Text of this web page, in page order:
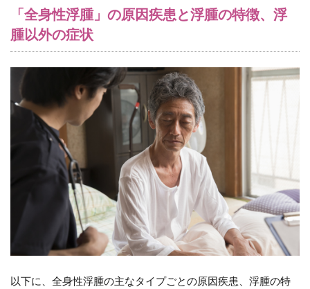
3.3.2
浮腫の
特徴
外の症
3.4
（４）
栄養障
害性浮
3.4.1
原因疾
患
3.4.2
特徴
「全身性浮腫」の原因疾患と浮腫の特徴、浮
腫以外の症状
以下に、全身性浮腫の主なタイプごとの原因疾患、浮腫の特